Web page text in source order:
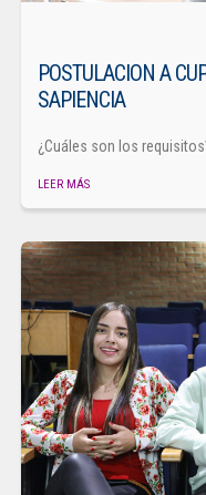
POSTULACION A
SAPIENCIA
¿Cuáles son los
LEER MÁS